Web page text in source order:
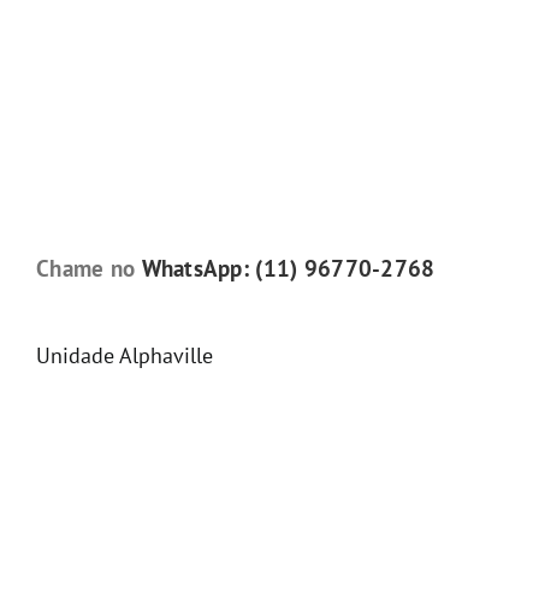
Chame no WhatsApp: (11) 96770-2768
Unidade Alphaville